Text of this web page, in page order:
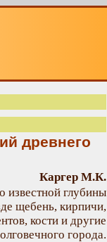
древнего
Каргер М.К.
известной глубины
щебень, кирпичи,
кости и другие
города.